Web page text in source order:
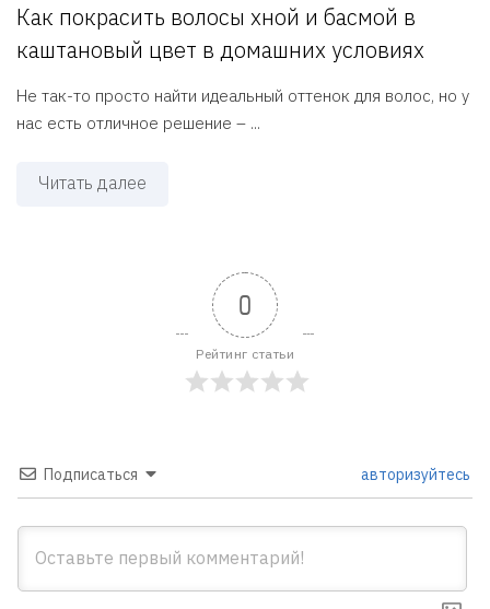
Как покрасить волосы хной и басмой в
каштановый цвет в домашних условиях
Не так-то просто найти идеальный оттенок для волос, но у
нас есть отличное решение – ...
Читать далее
0
Рейтинг статьи
Подписаться авторизуйтесь